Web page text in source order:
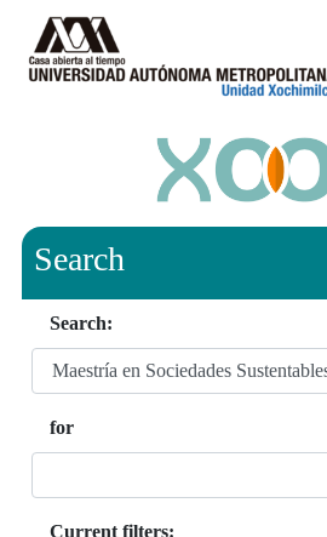
Search
Search:
for
Current filters: